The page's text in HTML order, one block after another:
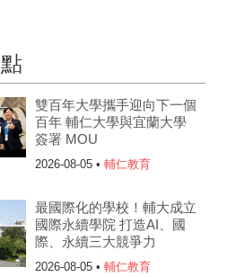
雙百年大學攜手迎向下一個
百年 輔仁大學與宜蘭大學
簽署 MOU
2026-08-05 • 輔仁教育
最國際化的學校！輔大成立
國際永續學院 打造AI、國
際、永續三大競爭力
2026-08-05 • 輔仁教育